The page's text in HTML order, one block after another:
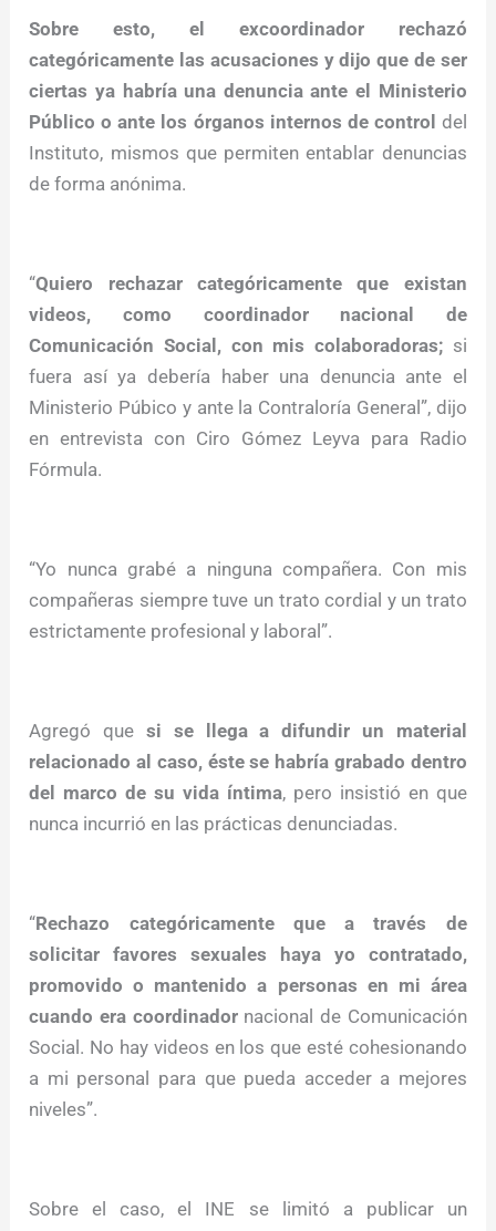
Sobre esto, el excoordinador rechazó
categóricamente las acusaciones y dijo que de ser
ciertas ya habría una denuncia ante el Ministerio
Público o ante los órganos internos de control del
Instituto, mismos que permiten entablar denuncias
de forma anónima.
“Quiero rechazar categóricamente que existan
videos, como coordinador nacional de
Comunicación Social, con mis colaboradoras; si
fuera así ya debería haber una denuncia ante el
Ministerio Púbico y ante la Contraloría General”, dijo
en entrevista con Ciro Gómez Leyva para Radio
Fórmula.
“Yo nunca grabé a ninguna compañera. Con mis
compañeras siempre tuve un trato cordial y un trato
estrictamente profesional y laboral”.
Agregó que si se llega a difundir un material
relacionado al caso, éste se habría grabado dentro
del marco de su vida íntima, pero insistió en que
nunca incurrió en las prácticas denunciadas.
“Rechazo categóricamente que a través de
solicitar favores sexuales haya yo contratado,
promovido o mantenido a personas en mi área
cuando era coordinadornacional de Comunicación
Social. No hay videos en los que esté cohesionando
a mi personal para que pueda acceder a mejores
niveles”.
Sobre el caso, el INE se limitó a publicar un